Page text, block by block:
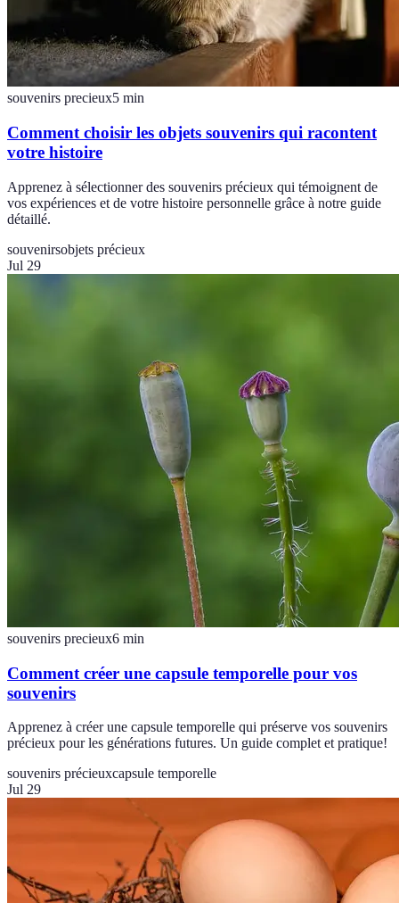
souvenirs precieux5 min
Comment choisir les objets souvenirs qui racontent
votre histoire
Apprenez à sélectionner des souvenirs précieux qui témoignent de
vos expériences et de votre histoire personnelle grâce à notre guide
détaillé.
souvenirsobjets précieux
Jul 29
souvenirs precieux6 min
Comment créer une capsule temporelle pour vos
souvenirs
Apprenez à créer une capsule temporelle qui préserve vos souvenirs
précieux pour les générations futures. Un guide complet et pratique!
souvenirs précieuxcapsule temporelle
Jul 29